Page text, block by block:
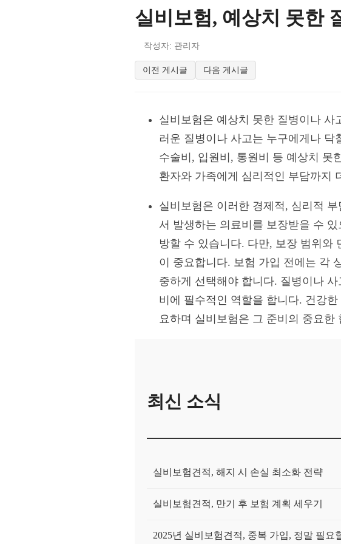
실비보험, 예상치 못한
작성자: 관리자
이전 게시글 다음 게시글
실비보험은 예상치 못한 질병이나
러운 질병이나 사고는 누구에게나
수술비, 입원비, 통원비 등 예상치 못
환자와 가족에게 심리적인 부담까지
실비보험은 이러한 경제적, 심리적
서 발생하는 의료비를 보장받을 수
방할 수 있습니다. 다만, 보장 범위와
이 중요합니다. 보험 가입 전에는 각
중하게 선택해야 합니다. 질병이나
비에 필수적인 역할을 합니다. 건강
요하며 실비보험은 그 준비의 중요한
최신 소식
실비보험견적, 해지 시 손실 최소화 전략
실비보험견적, 만기 후 보험 계획 세우기
2025년 실비보험견적, 중복 가입, 정말 필요